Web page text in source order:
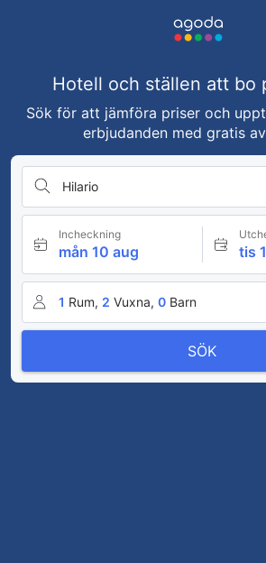
Hotell och ställen att bo
Sök för att jämföra priser och
erbjudanden med gratis
Hilario
Incheckning
mån 10 aug tis
1 Rum, 2 Vuxna, 0 Barn
SÖK